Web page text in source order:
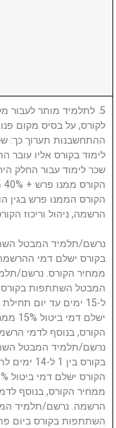
5. לתלמיד מותר לעבור
לקורס, על בסיס מקום
ההתחשבנות תערוך כך:
לימוד בקורס אליו עובר
שכר לימוד עבור החלק
הקורס הממנו פרש בגין
הרשמה, ניהול וריכוז
נרשם/תלמיד המבטל
ממחיר הקורס. נרשם/
ל-15 ימים עד יום
ישלם דמי
הקורס, בנוסף לדמי
נרשם/תלמיד המבטל
בקורס בין 1 ל-
הקורס
ממחיר הקורס, בנוסף
הרשמה. נרשם/תלמיד
השתתפות בקורס ביום